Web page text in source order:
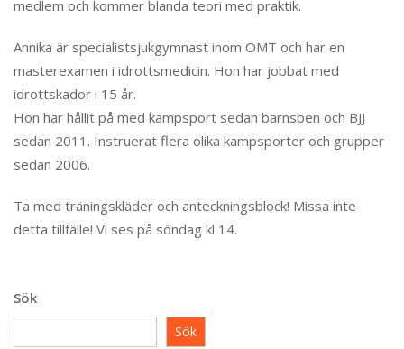
medlem och kommer blanda teori med praktik.
Annika är specialistsjukgymnast inom OMT och har en
masterexamen i idrottsmedicin. Hon har jobbat med
idrottskador i 15 år.
Hon har hållit på med kampsport sedan barnsben och BJJ
sedan 2011. Instruerat flera olika kampsporter och grupper
sedan 2006.
Ta med träningskläder och anteckningsblock! Missa inte
detta tillfälle! Vi ses på söndag kl 14.
Sök
Sök